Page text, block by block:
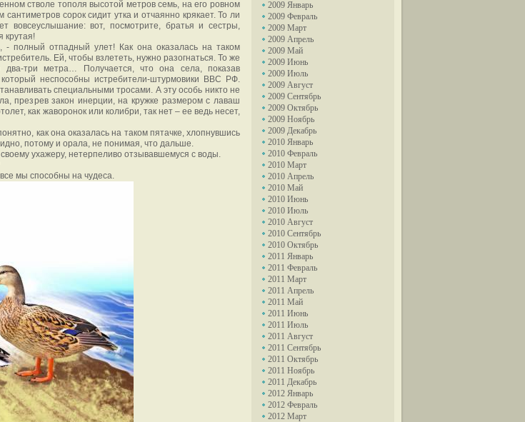
2009 Январь
2009 Февраль
2009 Март
2009 Апрель
2009 Май
2009 Июнь
2009 Июль
2009 Август
2009 Сентябрь
2009 Октябрь
2009 Ноябрь
2009 Декабрь
2010 Январь
2010 Февраль
2010 Март
2010 Апрель
2010 Май
2010 Июнь
2010 Июль
2010 Август
2010 Сентябрь
2010 Октябрь
2011 Январь
2011 Февраль
2011 Март
2011 Апрель
2011 Май
2011 Июнь
2011 Июль
2011 Август
2011 Сентябрь
2011 Октябрь
2011 Ноябрь
2011 Декабрь
2012 Январь
2012 Февраль
2012 Март
стволе тополя высотой метров семь, на его ровном
сантиметров сорок сидит утка и отчаянно крякает. То ли
вовсеуслышание: вот, посмотрите, братья и сестры,
крутая!
- полный отпадный улет! Как она оказалась на таком
Ей, чтобы взлететь, нужно разогнаться. То же
два-три метра… Получается, что она села, показав
неспособны истребители-штурмовики ВВС РФ.
специальными тросами. А эту особь никто не
презрев закон инерции, на кружке размером с лаваш
как жаворонок или колибри, так нет – ее ведь несет,
как она оказалась на таком пятачке, хлопнувшись
потому и орала, не понимая, что дальше.
ухажеру, нетерпеливо отзывавшемуся с воды.
мы способны на чудеса.